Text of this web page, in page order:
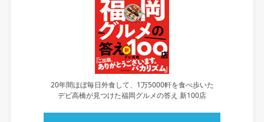
20年間ほぼ毎日外食して、1万5000軒を食べ歩いた
デビ高橋が見つけた福岡グルメの答え 新100店